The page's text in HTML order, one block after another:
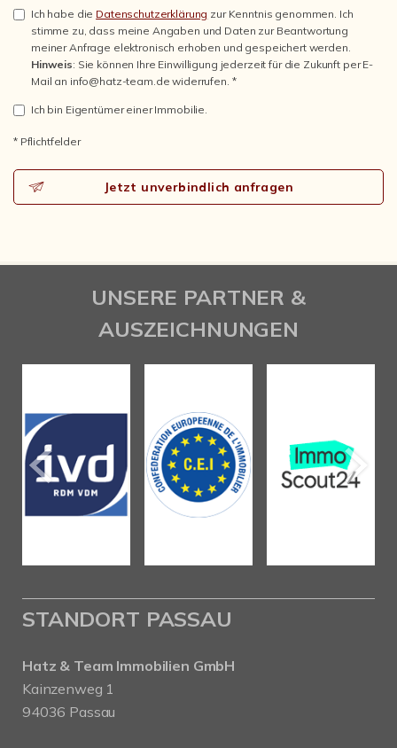
Ich habe die Datenschutzerklärung zur Kenntnis genommen. Ich
stimme zu, dass meine Angaben und Daten zur Beantwortung
meiner Anfrage elektronisch erhoben und gespeichert werden.
Hinweis: Sie können Ihre Einwilligung jederzeit für die Zukunft per E-
Mail an info@hatz-team.de widerrufen. *
Ich bin Eigentümer einer Immobilie.
* Pflichtfelder
Jetzt unverbindlich anfragen
UNSERE PARTNER &
AUSZEICHNUNGEN
STANDORT PASSAU
Hatz & Team Immobilien GmbH
Kainzenweg 1
94036 Passau